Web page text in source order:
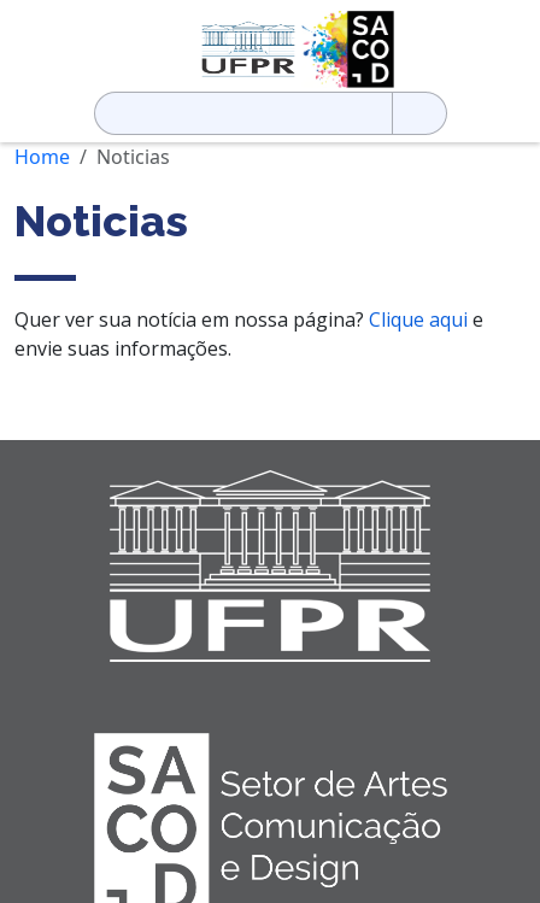
Pesquisar
por:
Home
Noticias
Noticias
Quer ver sua notícia em nossa página? Clique aqui e
envie suas informações.